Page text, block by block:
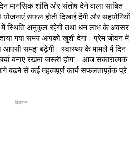
मानसिक शांति और संतोष देने वाला साबित
सफल होती दिखाई देंगी और सहयोगियों
में स्थिति अनुकूल रहेगी तथा धन लाभ के अवसर
गया समय आपको खुशी देगा। प्रेम जीवन में
समझ बढ़ेगी। स्वास्थ्य के मामले में दिन
बनाए रखना जरूरी होगा। आज सकारात्मक
से कई महत्वपूर्ण कार्य सफलतापूर्वक पूरे
विज्ञापन